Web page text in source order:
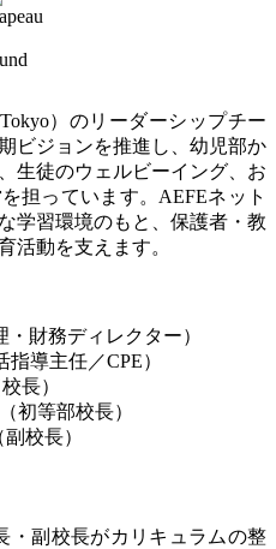
）のリーダーシップチー
ビジョンを推進し、幼児部か
生徒のウェルビーイング、お
担っています。 AEFEネット
学習環境のもと、保護者・教
活動を支えます。
・財務ディレクター）
指導主任／CPE）
校長）
（初等部校長）
副校長）
・副校長がカリキュラムの整